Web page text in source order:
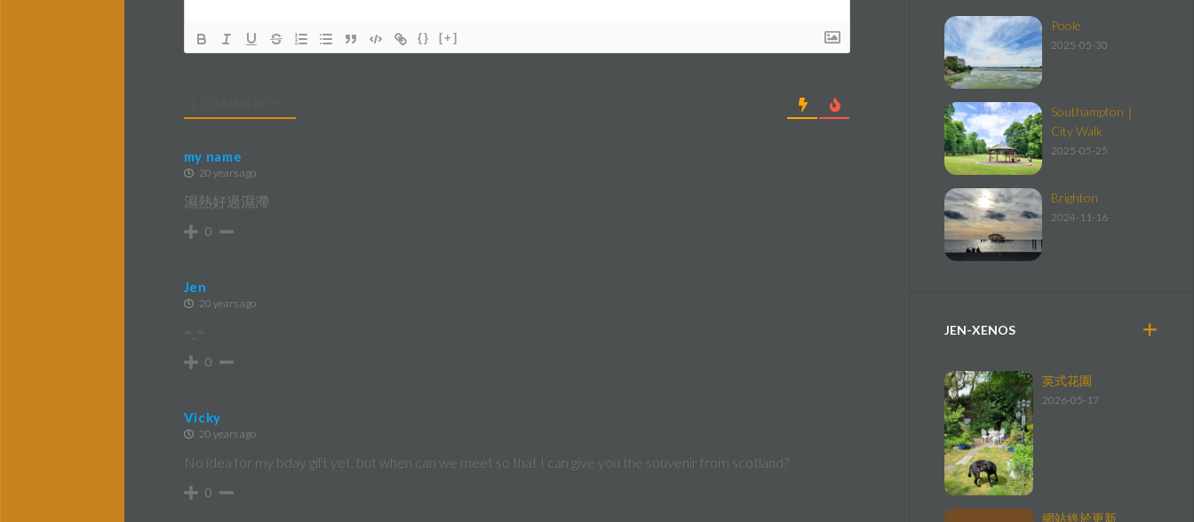
{} [+]
my name
20 years ago
濕熱好過濕滯
0
Jen
20 years ago
=_=
0
Vicky
20 years ago
No idea for my bday gift yet. but when can we meet so that I can give you the souvenir from scotland?
0
Poole
2025-05-30
Southampton｜
City Walk
2025-05-25
Brighton
2024-11-16
JEN-XENOS
英式花園
2026-05-17
網站終於更新